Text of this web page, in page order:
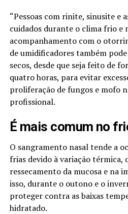
“Pessoas com rinite, sinusite e
cuidados durante o clima frio e
acompanhamento com o
de umidificadores também
secos, desde que seja feito de
quatro horas, para evitar
proliferação de fungos e mofo
profissional.
É mais comum no
O sangramento nasal tende a
frias devido à variação térmica,
ressecamento da mucosa e na
isso, durante o outono e o
proteger contra as baixas
hidratado.